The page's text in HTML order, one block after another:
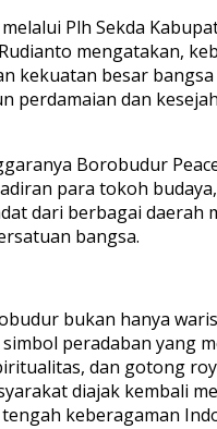
Plh Sekda
mengatakan,
kekuatan besar
perdamaian dan
Borobudur
para tokoh
dari berbagai daerah
bangsa.
bukan hanya
peradaban yang
dan gotong
diajak kembali
keberagaman